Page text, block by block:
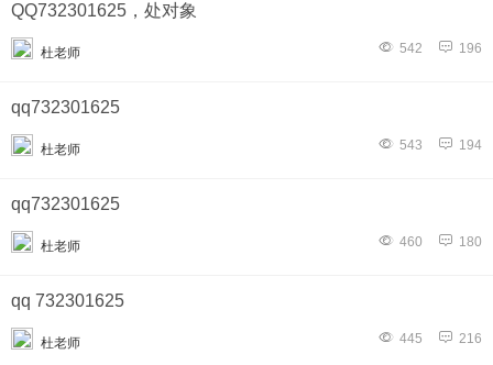
QQ732301625，处对象
杜老师 542 196
qq732301625
杜老师 543 194
qq732301625
杜老师 460 180
qq 732301625
杜老师 445 216